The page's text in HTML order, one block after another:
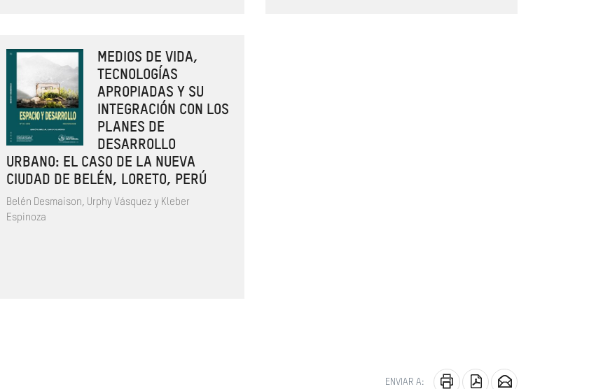
MEDIOS DE VIDA,
TECNOLOGÍAS
APROPIADAS Y SU
INTEGRACIÓN CON LOS
PLANES DE
DESARROLLO
URBANO: EL CASO DE LA NUEVA
CIUDAD DE BELÉN, LORETO, PERÚ
Belén Desmaison, Urphy Vásquez y Kleber
Espinoza
ENVIAR A: